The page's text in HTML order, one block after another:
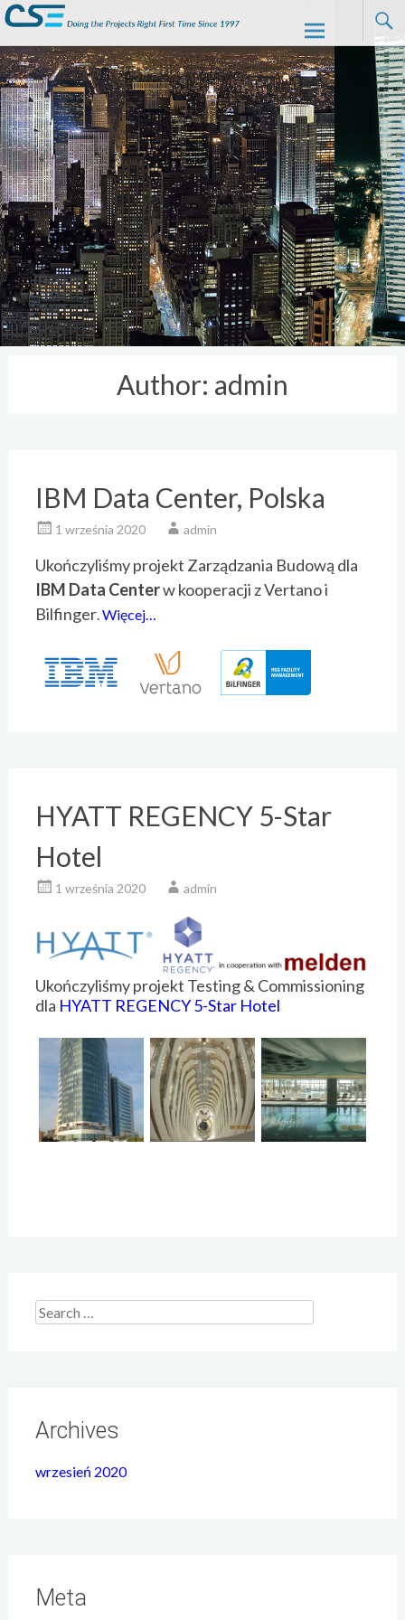
CSE
Skip to
content
Author: admin
IBM Data Center, Polska
1 września 2020 admin
Ukończyliśmy projekt Zarządzania Budową dla
IBM Data Centerw kooperacji z Vertano i
Bilfinger.Więcej…
HYATT REGENCY 5-Star
Hotel
1 września 2020 admin
Ukończyliśmy projekt Testing & Commissioning
dla HYATT REGENCY 5-Star Hotel
Search for:
Archives
wrzesień 2020
Meta